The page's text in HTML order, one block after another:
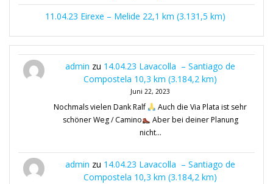
11.04.23 Eirexe – Melide 22,1 km (3.131,5 km)
admin zu 14.04.23 Lavacolla – Santiago de
Compostela 10,3 km (3.184,2 km)
Juni 22, 2023
Nochmals vielen Dank Ralf
Auch die Via Plata ist sehr
schöner Weg / Camino
Aber bei deiner Planung
nicht…
admin zu 14.04.23 Lavacolla – Santiago de
Compostela 10,3 km (3.184,2 km)